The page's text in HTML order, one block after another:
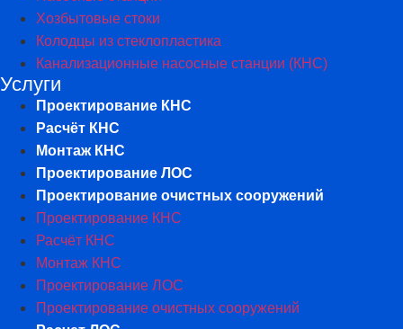
Хозбытовые стоки
Колодцы из стеклопластика
Канализационные насосные станции (КНС)
Услуги
Проектирование КНС
Расчёт КНС
Монтаж КНС
Проектирование ЛОС
Проектирование очистных сооружений
Проектирование КНС
Расчёт КНС
Монтаж КНС
Проектирование ЛОС
Проектирование очистных сооружений